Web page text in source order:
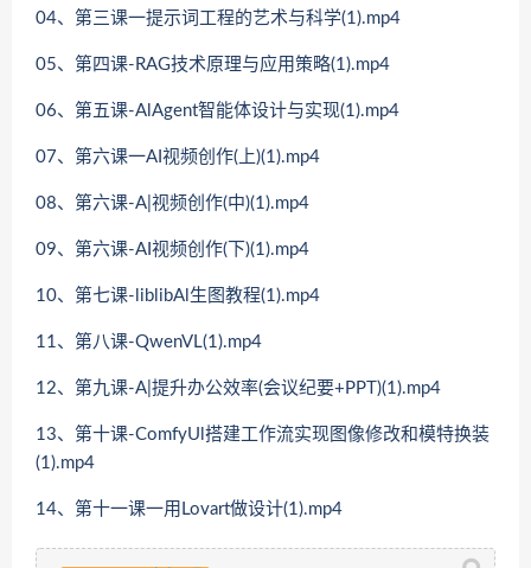
04、第三课一提示词工程的艺术与科学(1).mp4
05、第四课-RAG技术原理与应用策略(1).mp4
06、第五课-AlAgent智能体设计与实现(1).mp4
07、第六课一AI视频创作(上)(1).mp4
08、第六课-A|视频创作(中)(1).mp4
09、第六课-AI视频创作(下)(1).mp4
10、第七课-liblibAl生图教程(1).mp4
11、第八课-QwenVL(1).mp4
12、第九课-A|提升办公效率(会议纪要+PPT)(1).mp4
13、第十课-ComfyUl搭建工作流实现图像修改和模特换装
(1).mp4
14、第十一课一用Lovart做设计(1).mp4